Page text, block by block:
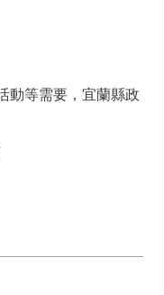
動等需要，宜蘭縣政